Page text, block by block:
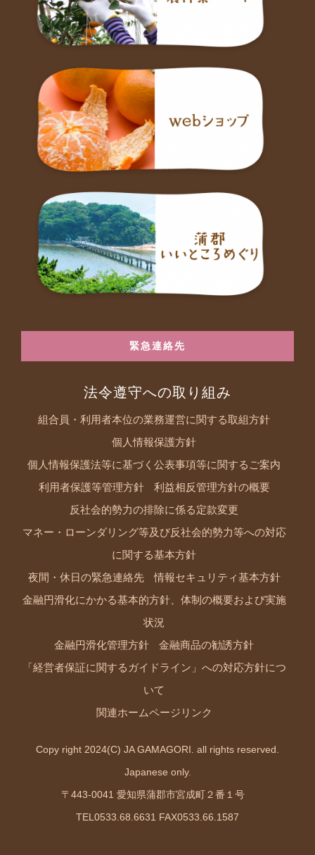
緊急連絡先
法令遵守への取り組み
組合員・利用者本位の業務運営に関する取組方針
個人情報保護方針
個人情報保護法等に基づく公表事項等に関するご案内
利用者保護等管理方針 利益相反管理方針の概要
反社会的勢力の排除に係る定款変更
マネー・ローンダリング等及び反社会的勢力等への対応
に関する基本方針
夜間・休日の緊急連絡先 情報セキュリティ基本方針
金融円滑化にかかる基本的方針、体制の概要および実施
状況
金融円滑化管理方針 金融商品の勧誘方針
「経営者保証に関するガイドライン」への対応方針につ
いて
関連ホームページリンク
Copy right 2024(C) JA GAMAGORI. all rights reserved.
Japanese only.
〒443-0041 愛知県蒲郡市宮成町２番１号
TEL0533.68.6631 FAX0533.66.1587